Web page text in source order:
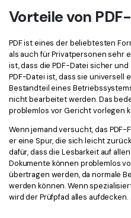
Vorteile von
PDF ist eines der beliebtesten
als auch für Privatpersonen sehr
ist, dass die PDF-Datei sicher
PDF-Datei ist, dass sie universell
Bestandteil eines
nicht bearbeitet werden. Das
problemlos vor Gericht vorlegen
Wenn jemand versucht, das
er eine Spur, die sich leicht
dafür, dass die Lesbarkeit auf
Dokumente können problemlos
übertragen werden, da normale
werden können. Wenn
wird der Prüfpfad alles aufdecken.